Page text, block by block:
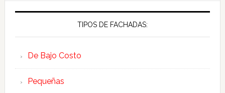
TIPOS DE FACHADAS:
De Bajo Costo
Pequeñas